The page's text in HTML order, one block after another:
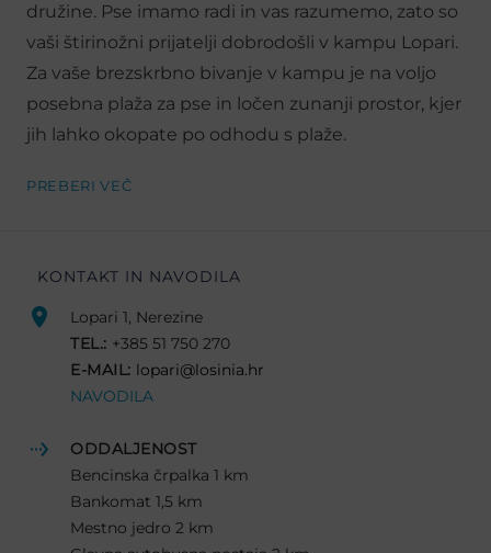
družine. Pse imamo radi in vas razumemo, zato so
vaši štirinožni prijatelji dobrodošli v kampu Lopari.
Za vaše brezskrbno bivanje v kampu je na voljo
posebna plaža za pse in ločen zunanji prostor, kjer
jih lahko okopate po odhodu s plaže.
PREBERI VEČ
KONTAKT IN NAVODILA
Lopari 1, Nerezine
TEL.: +385 51 750 270
E-MAIL: lopari@losinia.hr
NAVODILA
ODDALJENOST
Bencinska črpalka 1 km
Bankomat 1,5 km
Mestno jedro 2 km